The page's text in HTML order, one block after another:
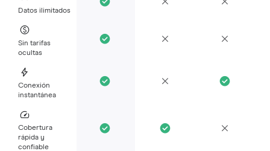
Datos ilimitados
Sin tarifas
ocultas
Conexión
instantánea
Cobertura
rápida y
confiable